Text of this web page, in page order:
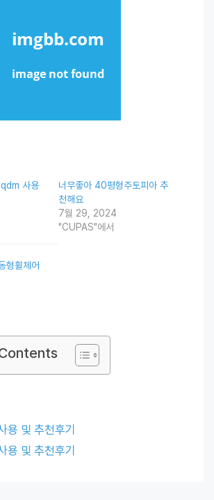
사용
너무좋아 40평형주토피아 추
천해요
7월 29, 2024
"CUPAS"에서
형휠체어
용 및 추천후기
용 및 추천후기